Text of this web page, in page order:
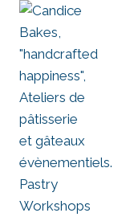
Aller
contenu